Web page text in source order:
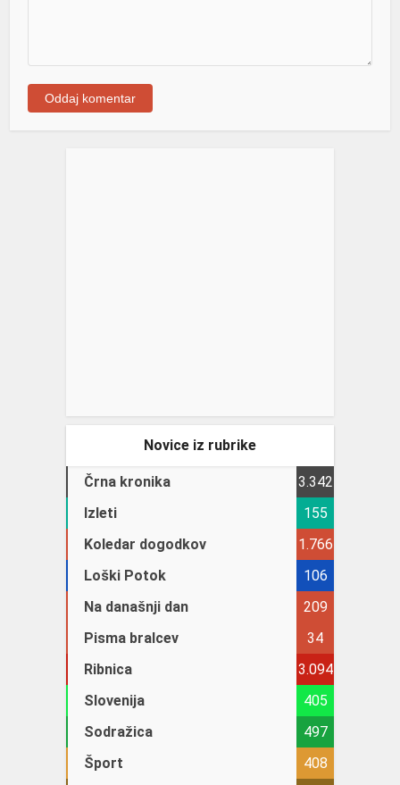
Novice iz rubrike
Črna kronika
3.342
Izleti
155
Koledar dogodkov
1.766
Loški Potok
106
Na današnji dan
209
Pisma bralcev
34
Ribnica
3.094
Slovenija
405
Sodražica
497
Šport
408